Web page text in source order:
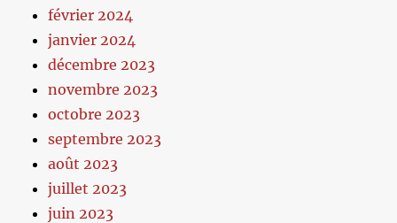
février 2024
janvier 2024
décembre 2023
novembre 2023
octobre 2023
septembre 2023
août 2023
juillet 2023
juin 2023